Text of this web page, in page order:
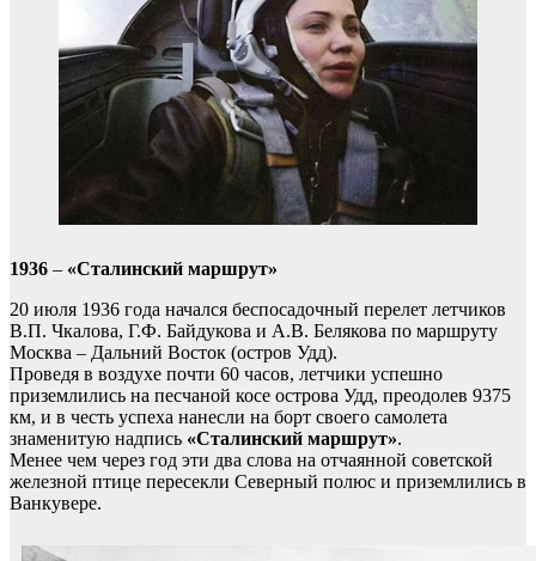
1936 – «Сталинский маршрут»
20 июля 1936 года начался беспосадочный перелет летчиков
В.П. Чкалова, Г.Ф. Байдукова и А.В. Белякова по маршруту
Москва – Дальний Восток (остров Удд).
Проведя в воздухе почти 60 часов, летчики успешно
приземлились на песчаной косе острова Удд, преодолев 9375
км, и в честь успеха нанесли на борт своего самолета
знаменитую надпись «Сталинский маршрут».
Менее чем через год эти два слова на отчаянной советской
железной птице пересекли Северный полюс и приземлились в
Ванкувере.